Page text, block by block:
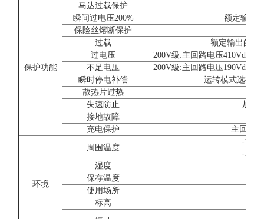
保护功能
马达过载保护
瞬间过电压200%
额定输出
保险丝熔断保护
过载
额定输出的
过电压
200V級:主回路电压410Vdc以
不足电压
200V級:主回路电压190Vdc以
瞬时停电补偿
运转模式选择约
散热片过热
失速防止
加减
接地故障
充电保护
主回路
环境
周围温度
-
-
湿度
保存温度
使用场所
标高